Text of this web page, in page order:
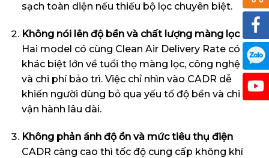
sạch toàn diện nếu thiếu bộ lọc chuyên biệt.
Không nói lên độ bền và chất lượng màng lọc
Hai model có cùng Clean Air Delivery Rate có thể
khác biệt lớn về tuổi thọ màng lọc, công nghệ lọc
và chi phí bảo trì. Việc chỉ nhìn vào CADR dễ
khiến người dùng bỏ qua yếu tố độ bền và chi phí
vận hành lâu dài.
Không phản ánh độ ồn và mức tiêu thụ điện
CADR càng cao thì tốc độ cung cấp không khí